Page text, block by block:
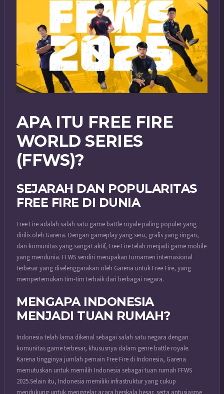
APA ITU FREE FIRE
WORLD SERIES
(FFWS)?
SEJARAH DAN POPULARITAS
FREE FIRE DI DUNIA
Free Fire adalah salah satu game battle royale paling populer yang
dirilis oleh Garena. Dengan gameplay yang seru, grafis yang ringan,
dan komunitas yang sangat aktif, Free Fire telah menjadi game mobile
yang mendunia. FFWS sendiri merupakan turnamen internasional
terbesar yang diselenggarakan oleh Garena untuk Free Fire, yang
mempertemukan tim-tim terbaik dari berbagai negara.
MENGAPA INDONESIA
MENJADI TUAN RUMAH?
Indonesia telah lama dikenal sebagai salah satu negara dengan
komunitas game terbesar, khususnya dalam genre battle royale.
Karena tingginya jumlah pemain Free Fire di Indonesia, Garena
memutuskan untuk memilih Indonesia sebagai tuan rumah FFWS
2025.Selain itu, Indonesia memiliki infrastruktur yang cukup